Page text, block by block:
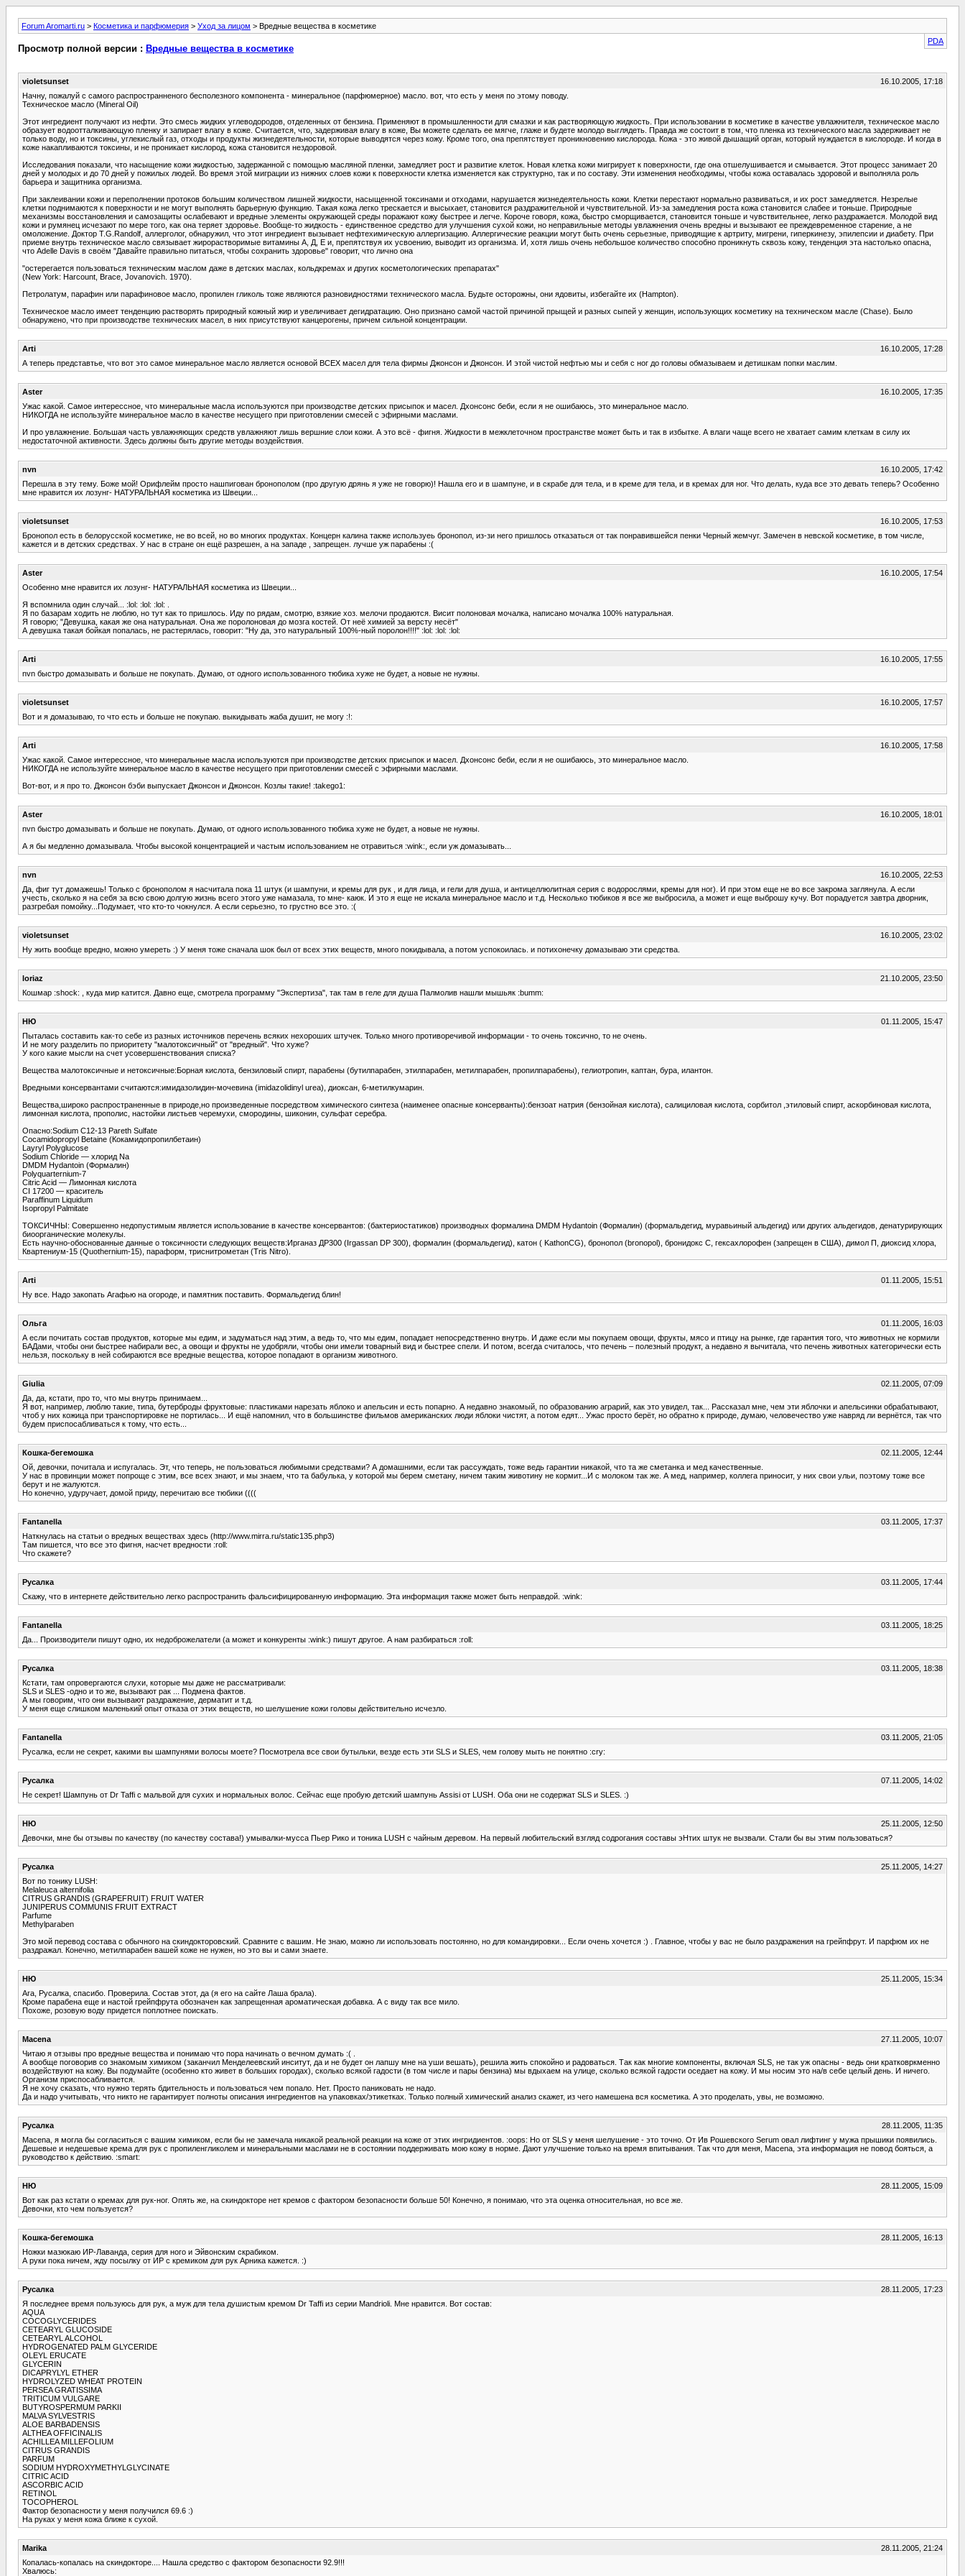
Forum Aromarti.ru > Косметика и парфюмерия > Уход за лицом > Вредные вещества в косметике
PDA
Просмотр полной версии : Вредные вещества в косметике
violetsunset
16.10.2005, 17:18
Начну, пожалуй с самого распространненого бесполезного компонента - минеральное (парфюмерное) масло. вот, что есть у меня по этому поводу.
Техническое масло (Mineral Oil)
Этот ингредиент получают из нефти. Это смесь жидких углеводородов, отделенных от бензина. Применяют в промышленности для смазки и как растворяющую жидкость. При использовании в косметике в качестве увлажнителя, техническое масло
образует водоотталкивающую пленку и запирает влагу в коже. Считается, что, задерживая влагу в коже, Вы можете сделать ее мягче, глаже и будете молодо выглядеть. Правда же состоит в том, что пленка из технического масла задерживает не
только воду, но и токсины, углекислый газ, отходы и продукты жизнедеятельности, которые выводятся через кожу. Кроме того, она препятствует проникновению кислорода. Кожа - это живой дышащий орган, который нуждается в кислороде. И когда в
коже накапливаются токсины, и не проникает кислород, кожа становится нездоровой.
Исследования показали, что насыщение кожи жидкостью, задержанной с помощью масляной пленки, замедляет рост и развитие клеток. Новая клетка кожи мигрирует к поверхности, где она отшелушивается и смывается. Этот процесс занимает 20
дней у молодых и до 70 дней у пожилых людей. Во время этой миграции из нижних слоев кожи к поверхности клетка изменяется как структурно, так и по составу. Эти изменения необходимы, чтобы кожа оставалась здоровой и выполняла роль
барьера и защитника организма.
При заклеивании кожи и переполнении протоков большим количеством лишней жидкости, насыщенной токсинами и отходами, нарушается жизнедеятельность кожи. Клетки перестают нормально развиваться, и их рост замедляется. Незрелые
клетки поднимаются к поверхности и не могут выполнять барьерную функцию. Такая кожа легко трескается и высыхает, становится раздражительной и чувствительной. Из-за замедления роста кожа становится слабее и тоньше. Природные
механизмы восстановления и самозащиты ослабевают и вредные элементы окружающей среды поражают кожу быстрее и легче. Короче говоря, кожа, быстро сморщивается, становится тоньше и чувствительнее, легко раздражается. Молодой вид
кожи и румянец исчезают по мере того, как она теряет здоровье. Вообще-то жидкость - единственное средство для улучшения сухой кожи, но неправильные методы увлажнения очень вредны и вызывают ее преждевременное старение, а не
омоложение. Доктор T.G.Randolf, аллерголог, обнаружил, что этот ингредиент вызывает нефтехимическую аллергизацию. Аллергические реакции могут быть очень серьезные, приводящие к артриту, мигрени, гиперкинезу, эпилепсии и диабету. При
приеме внутрь техническое масло связывает жирорастворимые витамины А, Д, Е и, препятствуя их усвоению, выводит из организма. И, хотя лишь очень небольшое количество способно проникнуть сквозь кожу, тенденция эта настолько опасна,
что Adelle Davis в своём "Давайте правильно питаться, чтобы сохранить здоровье" говорит, что лично она
"остерегается пользоваться техническим маслом даже в детских маслах, кольдкремах и других косметологических препаратах"
(New York: Harcount, Brace, Jovanovich. 1970).
Петролатум, парафин или парафиновое масло, пропилен гликоль тоже являются разновидностями технического масла. Будьте осторожны, они ядовиты, избегайте их (Hampton).
Техническое масло имеет тенденцию растворять природный кожный жир и увеличивает дегидратацию. Оно признано самой частой причиной прыщей и разных сыпей у женщин, использующих косметику на техническом масле (Chase). Было
обнаружено, что при производстве технических масел, в них присутствуют канцерогены, причем сильной концентрации.
Arti
16.10.2005, 17:28
А теперь представтье, что вот это самое минеральное масло является основой ВСЕХ масел для тела фирмы Джонсон и Джонсон. И этой чистой нефтью мы и себя с ног до головы обмазываем и детишкам попки маслим.
Aster
16.10.2005, 17:35
Ужас какой. Самое интерессное, что минеральные масла используются при производстве детских присыпок и масел. Дхонсонс беби, если я не ошибаюсь, это минеральное масло.
НИКОГДА не используйте минеральное масло в качестве несущего при приготовлении смесей с эфирными маслами.
И про увлажнение. Большая часть увлажняющих средств увлажняют лишь вершние слои кожи. А это всё - фигня. Жидкости в межклеточном пространстве может быть и так в избытке. А влаги чаще всего не хватает самим клеткам в силу их
недостаточной активности. Здесь должны быть другие методы воздействия.
nvn
16.10.2005, 17:42
Перешла в эту тему. Боже мой! Орифлейм просто нашпигован бронополом (про другую дрянь я уже не говорю)! Нашла его и в шампуне, и в скрабе для тела, и в креме для тела, и в кремах для ног. Что делать, куда все это девать теперь? Особенно
мне нравится их лозунг- НАТУРАЛЬНАЯ косметика из Швеции...
violetsunset
16.10.2005, 17:53
Бронопол есть в белорусской косметике, не во всей, но во многих продуктах. Концерн калина также используеь бронопол, из-зи него пришлось отказаться от так понравившейся пенки Черный жемчуг. Замечен в невской косметике, в том числе,
кажется и в детских средствах. У нас в стране он ещё разрешен, а на западе , запрещен. лучше уж парабены :(
Aster
16.10.2005, 17:54
Особенно мне нравится их лозунг- НАТУРАЛЬНАЯ косметика из Швеции...
Я вспомнила один случай... :lol: :lol: :lol: .
Я по базарам ходить не люблю, но тут как то пришлось. Иду по рядам, смотрю, взякие хоз. мелочи продаются. Висит полоновая мочалка, написано мочалка 100% натуральная.
Я говорю; "Девушка, какая же она натуральная. Она же поролоновая до мозга костей. От неё химией за версту несёт"
А девушка такая бойкая попалась, не растерялась, говорит: "Ну да, это натуральный 100%-ный поролон!!!!" :lol: :lol: :lol:
Arti
16.10.2005, 17:55
nvn быстро домазывать и больше не покупать. Думаю, от одного использованного тюбика хуже не будет, а новые не нужны.
violetsunset
16.10.2005, 17:57
Вот и я домазываю, то что есть и больше не покупаю. выкидывать жаба душит, не могу :!:
Arti
16.10.2005, 17:58
Ужас какой. Самое интерессное, что минеральные масла используются при производстве детских присыпок и масел. Дхонсонс беби, если я не ошибаюсь, это минеральное масло.
НИКОГДА не используйте минеральное масло в качестве несущего при приготовлении смесей с эфирными маслами.
Вот-вот, и я про то. Джонсон бэби выпускает Джонсон и Джонсон. Козлы такие! :takego1:
Aster
16.10.2005, 18:01
nvn быстро домазывать и больше не покупать. Думаю, от одного использованного тюбика хуже не будет, а новые не нужны.
А я бы медленно домазывала. Чтобы высокой концентрацией и частым использованием не отравиться :wink:, если уж домазывать...
nvn
16.10.2005, 22:53
Да, фиг тут домажешь! Только с бронополом я насчитала пока 11 штук (и шампуни, и кремы для рук , и для лица, и гели для душа, и антицеллюлитная серия с водорослями, кремы для ног). И при этом еще не во все закрома заглянула. А если
учесть, сколько я на себя за всю свою долгую жизнь всего этого уже намазала, то мне- каюк. И это я еще не искала минеральное масло и т.д. Несколько тюбиков я все же выбросила, а может и еще выброшу кучу. Вот порадуется завтра дворник,
разгребая помойку...Подумает, что кто-то чокнулся. А если серьезно, то грустно все это. :(
violetsunset
16.10.2005, 23:02
Ну жить вообще вредно, можно умереть :) У меня тоже сначала шок был от всех этих веществ, много покидывала, а потом успокоилась. и потихонечку домазываю эти средства.
loriaz
21.10.2005, 23:50
Кошмар :shock: , куда мир катится. Давно еще, смотрела программу "Экспертиза", так там в геле для душа Палмолив нашли мышьяк :bumm:
НЮ
01.11.2005, 15:47
Пыталась составить как-то себе из разных источников перечень всяких нехороших штучек. Только много противоречивой информации - то очень токсично, то не очень.
И не могу разделить по приоритету "малотоксичный" от "вредный". Что хуже?
У кого какие мысли на счет усовершенствования списка?
Вещества малотоксичные и нетоксичные:Борная кислота, бензиловый спирт, парабены (бутилпарабен, этилпарабен, метилпарабен, пропилпарабены), гелиотропин, каптан, бура, илантон.
Вредными консервантами считаются:имидазолидин-мочевина (imidazolidinyl urea), диоксан, 6-метилкумарин.
Вещества,широко распространенные в природе,но произведенные посредством химического синтеза (наименее опасные консерванты):бензоат натрия (бензойная кислота), салициловая кислота, сорбитол ,этиловый спирт, аскорбиновая кислота,
лимонная кислота, прополис, настойки листьев черемухи, смородины, шиконин, сульфат серебра.
Опасно:Sodium C12-13 Pareth Sulfate
Cocamidopropyl Betaine (Кокамидопропилбетаин)
Layryl Polyglucose
Sodium Chloride — хлорид Na
DMDM Hydantoin (Формалин)
Polyquarternium-7
Citric Acid — Лимонная кислота
CI 17200 — краситель
Paraffinum Liquidum
Isopropyl Palmitate
ТОКСИЧНЫ: Совершенно недопустимым является использование в качестве консервантов: (бактериостатиков) производных формалина DMDM Hydantoin (Формалин) (формальдегид, муравьиный альдегид) или других альдегидов, денатурирующих
биоорганические молекулы.
Есть научно-обоснованные данные о токсичности следующих веществ:Ирганаз ДР300 (Irgassan DP 300), формалин (формальдегид), катон ( KathonCG), бронопол (bronopol), бронидокс С, гексахлорофен (запрещен в США), димол П, диоксид хлора,
Квартениум-15 (Quothernium-15), параформ, триснитрометан (Tris Nitro).
Arti
01.11.2005, 15:51
Ну все. Надо закопать Агафью на огороде, и памятник поставить. Формальдегид блин!
Ольга
01.11.2005, 16:03
А если почитать состав продуктов, которые мы едим, и задуматься над этим, а ведь то, что мы едим, попадает непосредственно внутрь. И даже если мы покупаем овощи, фрукты, мясо и птицу на рынке, где гарантия того, что животных не кормили
БАДами, чтобы они быстрее набирали вес, а овощи и фрукты не удобряли, чтобы они имели товарный вид и быстрее спели. И потом, всегда считалось, что печень – полезный продукт, а недавно я вычитала, что печень животных категорически есть
нельзя, поскольку в ней собираются все вредные вещества, которое попадают в организм животного.
Giulia
02.11.2005, 07:09
Да, да, кстати, про то, что мы внутрь принимаем...
Я вот, например, люблю такие, типа, бутерброды фруктовые: пластиками нарезать яблоко и апельсин и есть попарно. А недавно знакомый, по образованию аграрий, как это увидел, так... Рассказал мне, чем эти яблочки и апельсинки обрабатывают,
чтоб у них кожица при транспортировке не портилась... И ещё напомнил, что в большинстве фильмов американских люди яблоки чистят, а потом едят... Ужас просто берёт, но обратно к природе, думаю, человечество уже навряд ли вернётся, так что
будем приспосабливаться к тому, что есть...
Кошка-бегемошка
02.11.2005, 12:44
Ой, девочки, почитала и испугалась. Эт, что теперь, не пользоваться любимыми средствами? А домашними, если так рассуждать, тоже ведь гарантии никакой, что та же сметанка и мед качественные.
У нас в провинции может попроще с этим, все всех знают, и мы знаем, что та бабулька, у которой мы берем сметану, ничем таким животину не кормит...И с молоком так же. А мед, например, коллега приносит, у них свои ульи, поэтому тоже все
берут и не жалуются.
Но конечно, удуручает, домой приду, перечитаю все тюбики ((((
Fantanella
03.11.2005, 17:37
Наткнулась на статьи о вредных веществах здесь (http://www.mirra.ru/static135.php3)
Там пишется, что все это фигня, насчет вредности :roll:
Что скажете?
Русалка
03.11.2005, 17:44
Скажу, что в интернете действительно легко распространить фальсифицированную информацию. Эта информация также может быть неправдой. :wink:
Fantanella
03.11.2005, 18:25
Да... Производители пишут одно, их недоброжелатели (а может и конкуренты :wink:) пишут другое. А нам разбираться :roll:
Русалка
03.11.2005, 18:38
Кстати, там опровергаются слухи, которые мы даже не рассматривали:
SLS и SLES -одно и то же, вызывают рак ... Подмена фактов.
А мы говорим, что они вызывают раздражение, дерматит и т.д.
У меня еще слишком маленький опыт отказа от этих веществ, но шелушение кожи головы действительно исчезло.
Fantanella
03.11.2005, 21:05
Русалка, если не секрет, какими вы шампунями волосы моете? Посмотрела все свои бутыльки, везде есть эти SLS и SLES, чем голову мыть не понятно :cry:
Русалка
07.11.2005, 14:02
Не секрет! Шампунь от Dr Taffi c мальвой для сухих и нормальных волос. Сейчас еще пробую детский шампунь Assisi от LUSH. Оба они не содержат SLS и SLES. :)
НЮ
25.11.2005, 12:50
Девочки, мне бы отзывы по качеству (по качеству состава!) умывалки-мусса Пьер Рико и тоника LUSH с чайным деревом. На первый любительский взгляд содрогания составы эНтих штук не вызвали. Стали бы вы этим пользоваться?
Русалка
25.11.2005, 14:27
Вот по тонику LUSH:
Melaleuca alternifolia
CITRUS GRANDIS (GRAPEFRUIT) FRUIT WATER
JUNIPERUS COMMUNIS FRUIT EXTRACT
Parfume
Methylparaben
Это мой перевод состава с обычного на скиндокторовский. Сравните с вашим. Не знаю, можно ли использовать постоянно, но для командировки... Если очень хочется :) . Главное, чтобы у вас не было раздражения на грейпфрут. И парфюм их не
раздражал. Конечно, метилпарабен вашей коже не нужен, но это вы и сами знаете.
НЮ
25.11.2005, 15:34
Ага, Русалка, спасибо. Проверила. Состав этот, да (я его на сайте Лаша брала).
Кроме парабена еще и настой грейпфрута обозначен как запрещенная ароматическая добавка. А с виду так все мило.
Похоже, розовую воду придется поплотнее поискать.
Macena
27.11.2005, 10:07
Читаю я отзывы про вредные вещества и понимаю что пора начинать о вечном думать :( .
А вообще поговорив со знакомым химиком (заканчил Менделеевский инситут, да и не будет он лапшу мне на уши вешать), решила жить спокойно и радоваться. Так как многие компоненты, включая SLS, не так уж опасны - ведь они кратковркменно
воздействуют на кожу. Вы подумайте (особенно кто живет в больших городах), сколько всякой гадости (в том числе и пары бензина) мы вдыхаем на улице, сколько всякой гадости оседает на кожу. И мы носим это на/в себе целый день. И ничего.
Организм приспосабливается.
Я не хочу сказать, что нужно терять бдительность и пользоваться чем попало. Нет. Просто паниковать не надо.
Да и надо учитывать, что никто не гарантирует полноты описания ингредиентов на упаковках/этикетках. Только полный химический анализ скажет, из чего намешена вся косметика. А это проделать, увы, не возможно.
Русалка
28.11.2005, 11:35
Macena, я могла бы согласиться с вашим химиком, если бы не замечала никакой реальной реакции на коже от этих ингридиентов. :oops: Но от SLS у меня шелушение - это точно. От Ив Рошевского Serum овал лифтинг у мужа прышики появились.
Дешевые и недешевые крема для рук с пропиленгликолем и минеральными маслами не в состоянии поддерживать мою кожу в норме. Дают улучшение только на время впитывания. Так что для меня, Macena, эта информация не повод бояться, а
руководство к действию. :smart:
НЮ
28.11.2005, 15:09
Вот как раз кстати о кремах для рук-ног. Опять же, на скиндокторе нет кремов с фактором безопасности больше 50! Конечно, я понимаю, что эта оценка относительная, но все же.
Девочки, кто чем пользуется?
Кошка-бегемошка
28.11.2005, 16:13
Ножки мазюкаю ИР-Лаванда, серия для ного и Эйвонским скрабиком.
А руки пока ничем, жду посылку от ИР с кремиком для рук Арника кажется. :)
Русалка
28.11.2005, 17:23
Я последнее время пользуюсь для рук, а муж для тела душистым кремом Dr Taffi из серии Mandrioli. Мне нравится. Вот состав:
AQUA
COCOGLYCERIDES
CETEARYL GLUCOSIDE
CETEARYL ALCOHOL
HYDROGENATED PALM GLYCERIDE
OLEYL ERUCATE
GLYCERIN
DICAPRYLYL ETHER
HYDROLYZED WHEAT PROTEIN
PERSEA GRATISSIMA
TRITICUM VULGARE
BUTYROSPERMUM PARKII
MALVA SYLVESTRIS
ALOE BARBADENSIS
ALTHEA OFFICINALIS
ACHILLEA MILLEFOLIUM
CITRUS GRANDIS
PARFUM
SODIUM HYDROXYMETHYLGLYCINATE
CITRIC ACID
ASCORBIC ACID
RETINOL
TOCOPHEROL
Фактор безопасности у меня получился 69.6 :)
На руках у меня кожа ближе к сухой.
Marika
28.11.2005, 21:24
Копалась-копалась на скиндокторе.... Нашла средство с фактором безопасности 92.9!!!
Хвалюсь: